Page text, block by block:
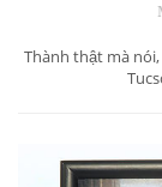
Thành thật mà